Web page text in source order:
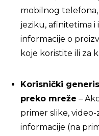
mobilnog
jeziku, afinitetima i
informacije o
koje koristite ili za
Korisnički
preko mreže –
primer slike,
informacije (na